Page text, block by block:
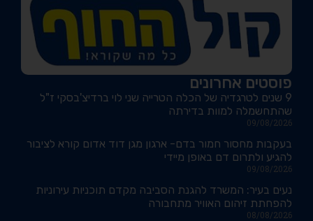
פוסטים אחרונים
9 שנים לטרגדיה של הכלה הטרייה שני לוי ברדיצ'בסקי ז"ל
שהתחשמלה למוות בדירתה
09/08/2026
בעקבות מחסור חמור בדם- ארגון מגן דוד אדום קורא לציבור
להגיע ולתרום דם באופן מיידי
09/08/2026
נעים בעיר: המשרד להגנת הסביבה מקדם תוכניות עירוניות
להפחתת זיהום האוויר מתחבורה
08/08/2026